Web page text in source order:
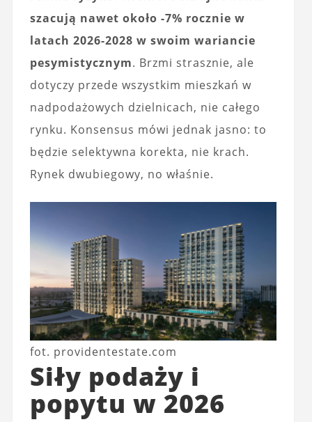
szacują nawet około -7% rocznie w
latach 2026-2028 w swoim wariancie
pesymistycznym. Brzmi strasznie, ale
dotyczy przede wszystkim mieszkań w
nadpodażowych dzielnicach, nie całego
rynku. Konsensus mówi jednak jasno: to
będzie selektywna korekta, nie krach.
Rynek dwubiegowy, no właśnie.
fot. providentestate.com
Siły podaży i
popytu w 2026